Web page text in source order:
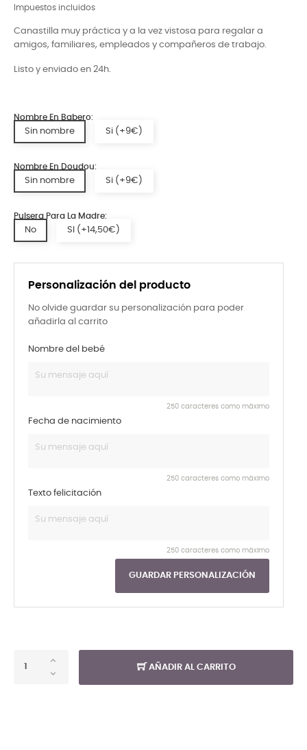
Impuestos incluidos
Canastilla muy práctica y a la vez vistosa para regalar a
amigos, familiares, empleados y compañeros de trabajo.
Listo y enviado en 24h.
Personalización del producto
No olvide guardar su personalización para poder
añadirla al carrito
Nombre del bebé
250 caracteres como máximo
Fecha de nacimiento
250 caracteres como máximo
Texto felicitación
250 caracteres como máximo
GUARDAR PERSONALIZACIÓN
Nombre En Babero:
Sin nombre Si (+9€)
Nombre En Doudou:
Sin nombre Si (+9€)
Pulsera Para La Madre:
No SI (+14,50€)
AÑADIR AL CARRITO